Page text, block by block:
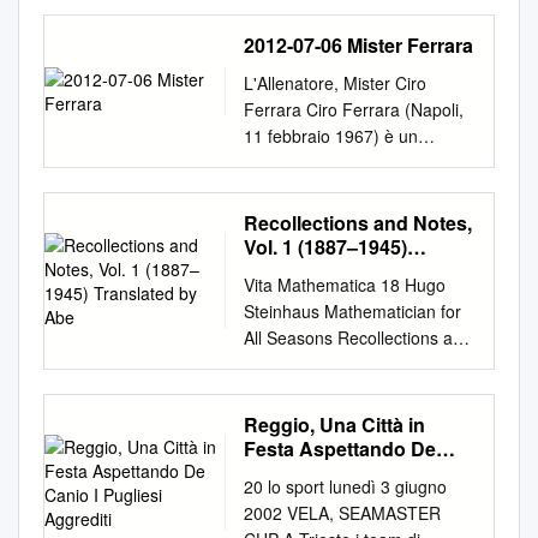
Guide The Golden Cockerel
By Nikolai Rimsky-Korsakov
The Cast
................................................
................................................
...... 2 The Story
................................................
................................................
...... 3-4 The Composer
................................................
.............................................
5-6 Listening and Viewing
................................................
................................................
....... 8-9 The Russian Five
................................................
2012-07-06 Mister Ferrara
L'Allenatore, Mister Ciro
Ferrara Ciro Ferrara (Napoli,
11 febbraio 1967) è un
allenatore di calcio ed ex
calciatore italiano, di ruolo
difensore, attualmente alla
guida della Sampdoria. Ciro
ufficialmente dalla UC
Sampdoria il 5 luglio 2012 a
Genova. Presentazione di
Mister Ferrara alla Sampdoria
5 luglio 2012 05/07/12 -
FERRARA PARLA DA
BLUCERCHIATO: «FELICE DI
ESSERE QUI» 05/07/12 -
FERRARA E IL MODULO:
«L'IDEA È DI PARTIRE COL
Recollections and Notes,
Vol. 1 (1887–1945)
Vita Mathematica 18 Hugo
Steinhaus Mathematician for
All Seasons Recollections and
Notes, Vol. 1 (1887–1945)
Translated by Abe Shenitzer
Edited by Robert G. Burns,
Irena Szymaniec and
Mathematica Volume 18
Edited by Martin MattmullerR
Reggio, Una Città in
Festa Aspettando De
20 lo sport lunedì 3 giugno
2002 VELA, SEAMASTER